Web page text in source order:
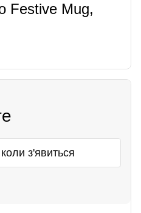
Festive Mug,
з'явиться